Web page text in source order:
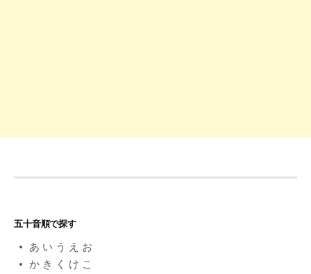
五十音順で探す
あ い う え お
か き く け こ